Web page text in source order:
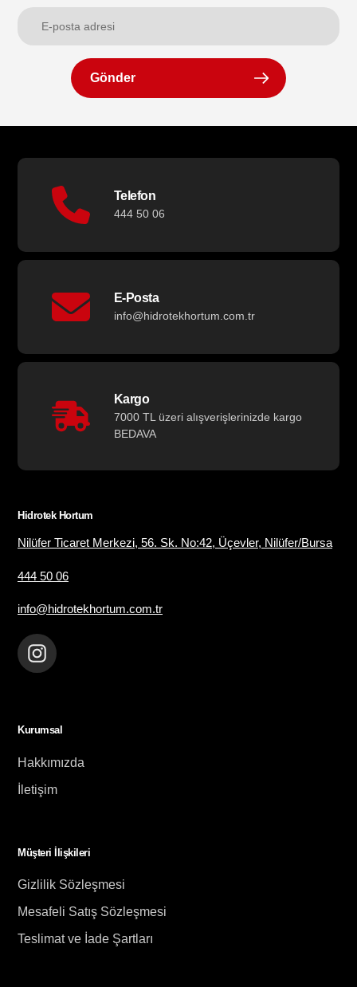
Gönder
Telefon
444 50 06
E-Posta
info@hidrotekhortum.com.tr
Kargo
7000 TL üzeri alışverişlerinizde kargo
BEDAVA
Hidrotek Hortum
Nilüfer Ticaret Merkezi, 56. Sk. No:42, Üçevler, Nilüfer/Bursa
444 50 06
info@hidrotekhortum.com.tr
Instagram
Kurumsal
Hakkımızda
İletişim
Müşteri İlişkileri
Gizlilik Sözleşmesi
Mesafeli Satış Sözleşmesi
Teslimat ve İade Şartları